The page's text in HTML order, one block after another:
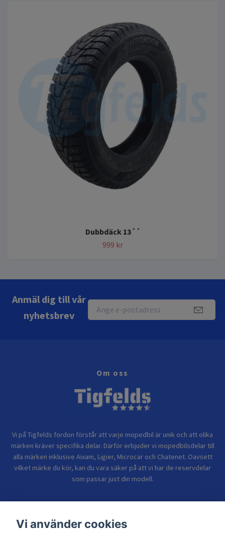
Dubbdäck 13´´
999 kr
Anmäl dig till vår
nyhetsbrev
Om oss
Vi på Tigfelds fordon förstår att varje mopedbil är unik och att olika
märken kräver specifika delar. Därför erbjuder vi mopedbilsdelar till
alla märken inklusive Aixam, Ligier, Microcar och Chatenet. Oavsett
vilket märke du kör, kan du vara säker på att vi har de reservdelar
som passar just din modell.
Vi använder cookies